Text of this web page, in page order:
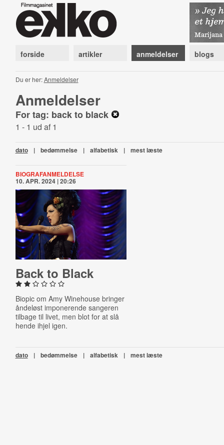
forside artikler anmeldelser blogs
Du er her:Anmeldelser
Anmeldelser
For tag: back to black
1 - 1 ud af 1
dato | bedømmelse | alfabetisk | mest læste
BIOGRAFANMELDELSE
10. APR. 2024 | 20:26
Back to Black
Biopic om Amy Winehouse bringer
åndeløst imponerende sangeren
tilbage til livet, men blot for at slå
hende ihjel igen.
dato | bedømmelse | alfabetisk | mest læste